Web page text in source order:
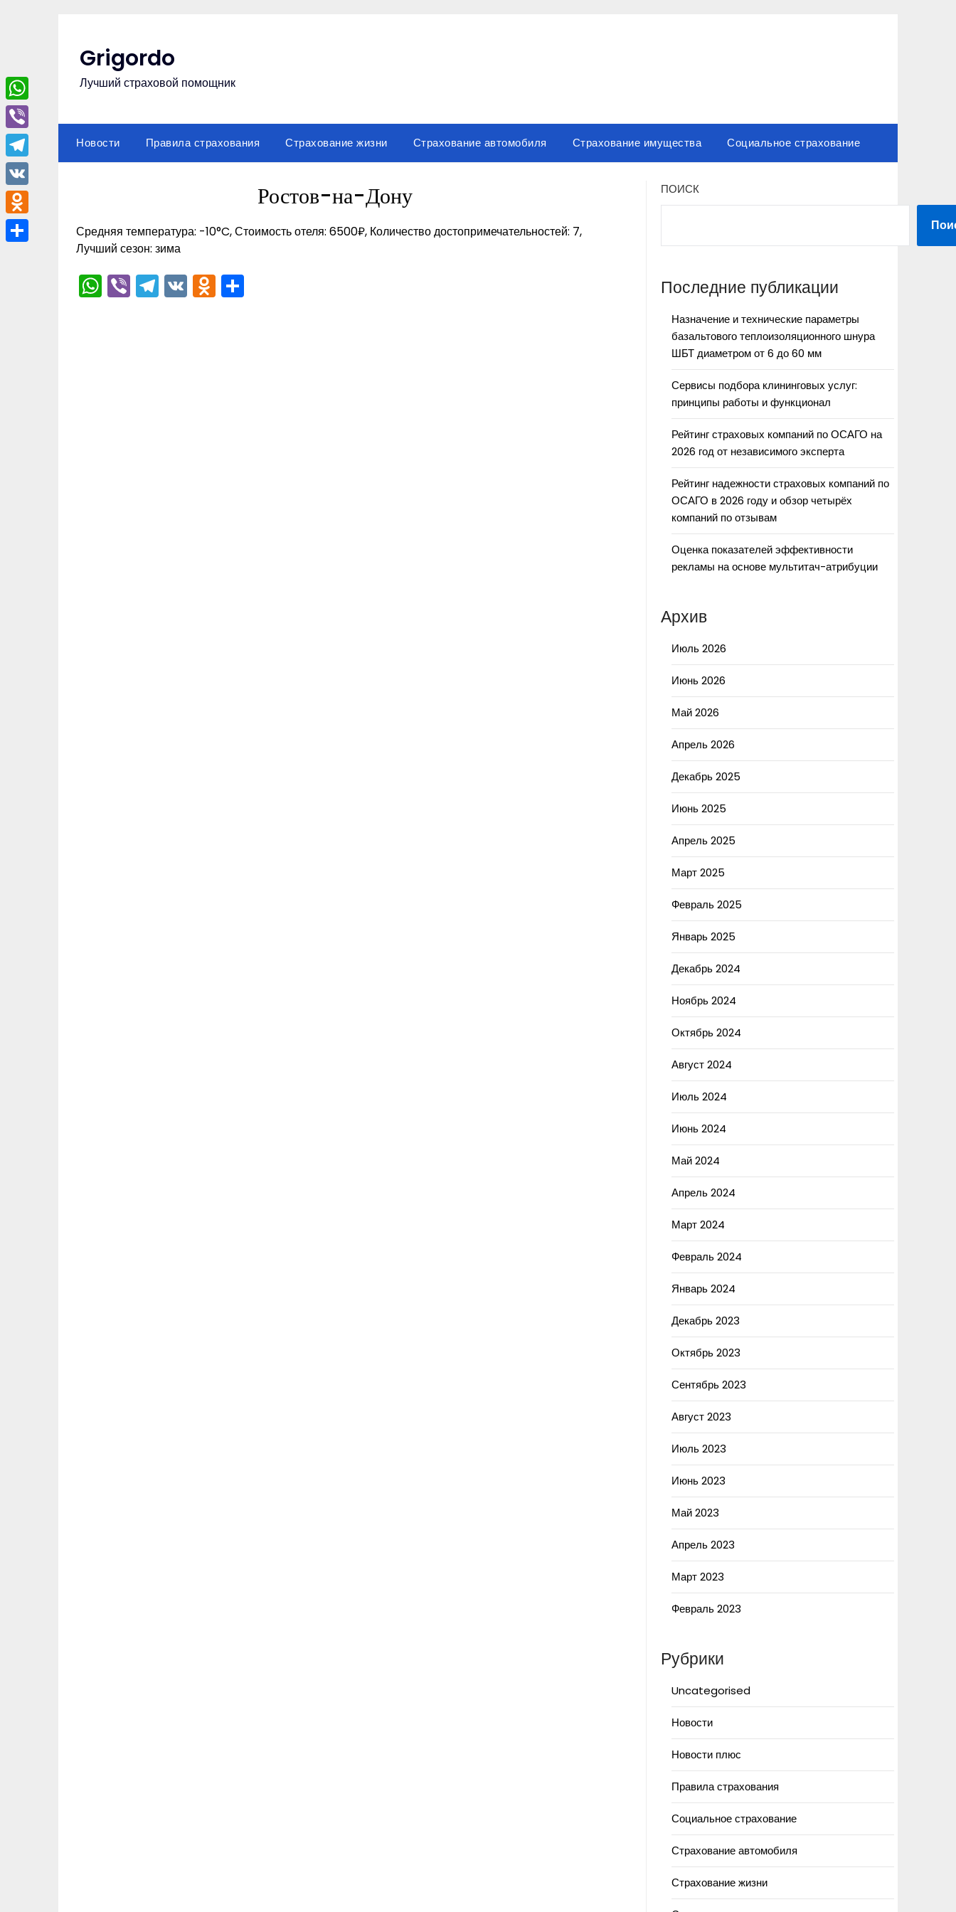
Grigordo
Лучший страховой помощник
Новости Правила страхования Страхование жизни Страхование автомобиля Страхование имущества Социальное страхование
Ростов-на-Дону
Средняя температура: -10°C, Стоимость отеля: 6500₽, Количество достопримечательностей: 7,
Лучший сезон: зима
WhatsApp
ViberTelegram
VKOdnoklassniki
ПОИСК
Последние публикации
Назначение и технические параметры
базальтового теплоизоляционного шнура
ШБТ диаметром от 6 до 60 мм
Сервисы подбора клининговых услуг:
принципы работы и функционал
Рейтинг страховых компаний по ОСАГО на
2026 год от независимого эксперта
Рейтинг надежности страховых компаний по
ОСАГО в 2026 году и обзор четырёх
компаний по отзывам
Оценка показателей эффективности
рекламы на основе мультитач-атрибуции
Архив
Июль 2026
Июнь 2026
Май 2026
Апрель 2026
Декабрь 2025
Июнь 2025
Апрель 2025
Март 2025
Февраль 2025
Январь 2025
Декабрь 2024
Ноябрь 2024
Октябрь 2024
Август 2024
Июль 2024
Июнь 2024
Май 2024
Апрель 2024
Март 2024
Февраль 2024
Январь 2024
Декабрь 2023
Октябрь 2023
Сентябрь 2023
Август 2023
Июль 2023
Июнь 2023
Май 2023
Апрель 2023
Март 2023
Февраль 2023
Рубрики
Uncategorised
Новости
Новости плюс
Правила страхования
Социальное страхование
Страхование автомобиля
Страхование жизни
WhatsApp
Viber
Telegram
VK
Odnoklassniki